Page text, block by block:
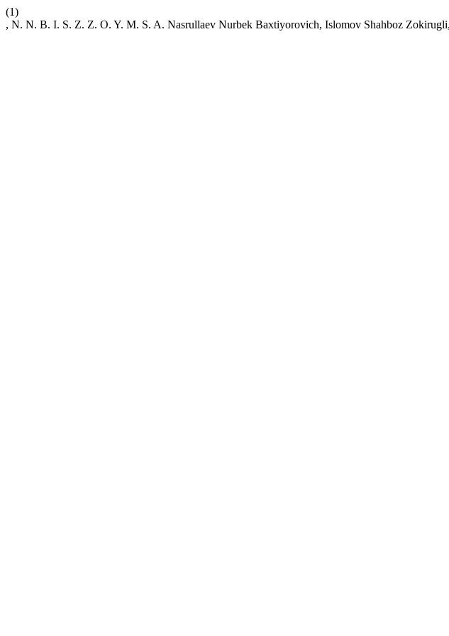
(1)
, N. N. B. I. S. Z. Z. O. Y. M. S. A. Nasrullaev Nurbek Baxtiyorovich, Islomov Shahboz